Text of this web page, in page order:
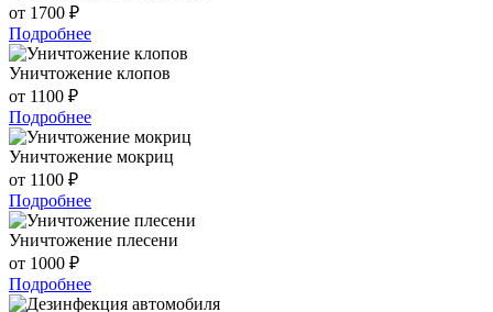
от 1700 ₽
Подробнее
Уничтожение клопов
от 1100 ₽
Подробнее
Уничтожение мокриц
от 1100 ₽
Подробнее
Уничтожение плесени
от 1000 ₽
Подробнее